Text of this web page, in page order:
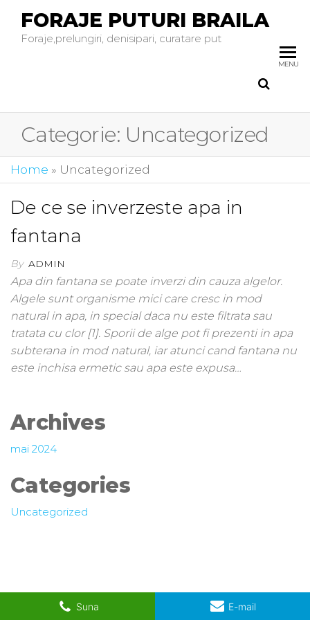
FORAJE PUTURI BRAILA
Foraje,prelungiri, denisipari, curatare put
MENU
Categorie: Uncategorized
Home » Uncategorized
De ce se inverzeste apa in
fantana
By ADMIN
Apa din fantana se poate inverzi din cauza algelor.
Algele sunt organisme mici care cresc in mod
natural in apa, in special daca nu este filtrata sau
tratata cu clor [1]. Sporii de alge pot fi prezenti in apa
subterana in mod natural, iar atunci cand fantana nu
este inchisa ermetic sau apa este expusa…
Archives
mai 2024
Categories
Uncategorized
Suna E-mail